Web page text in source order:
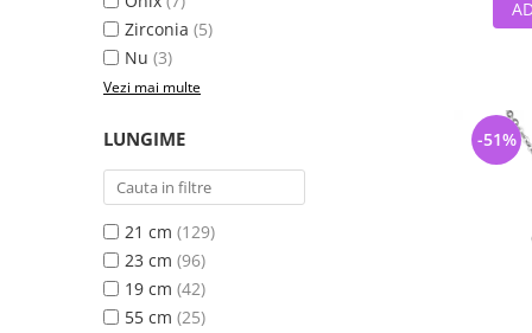
Zirconia (5)
Nu (3)
Vezi mai multe
LUNGIME
21 cm (129)
23 cm (96)
19 cm (42)
55 cm (25)
-51%